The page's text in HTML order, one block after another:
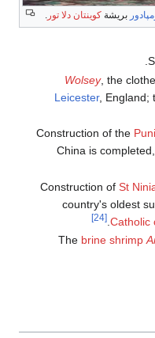
بريشة كوينتان دلا تور
Wolsey, the
Leicester, England;
Construction of the
China is
Construction of St
country's oldest
Catholic
[24]
The brine shrimp